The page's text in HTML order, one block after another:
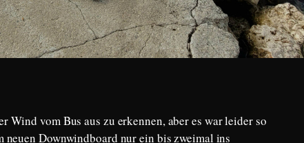
Wind vom Bus aus zu erkennen, aber es war leider so
neuen Downwindboard nur ein bis zweimal ins